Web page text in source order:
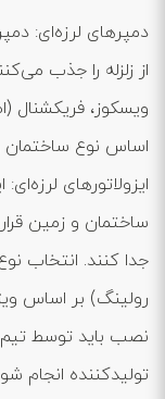
دمپرهای لرزه‌ای:
از زلزله را جذب
ویسکوز، فریکشنال
اساس نوع ساختمان
ایزولاتورهای
ساختمان و زمین
جدا کنند. انتخاب
رولینگ) بر اساس
نصب باید توسط
تولیدکننده انجام